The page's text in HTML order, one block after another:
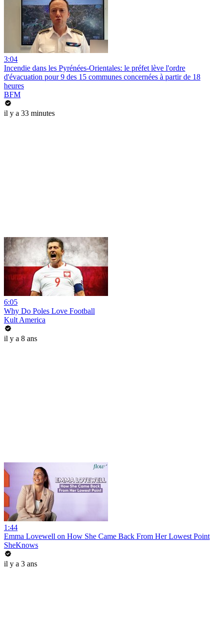
3:04
Incendie dans les Pyrénées-Orientales: le préfet lève l'ordre
d'évacuation pour 9 des 15 communes concernées à partir de 18
heures
BFM
il y a 33 minutes
6:05
Why Do Poles Love Football
Kult America
il y a 8 ans
1:44
Emma Lovewell on How She Came Back From Her Lowest Point
SheKnows
il y a 3 ans